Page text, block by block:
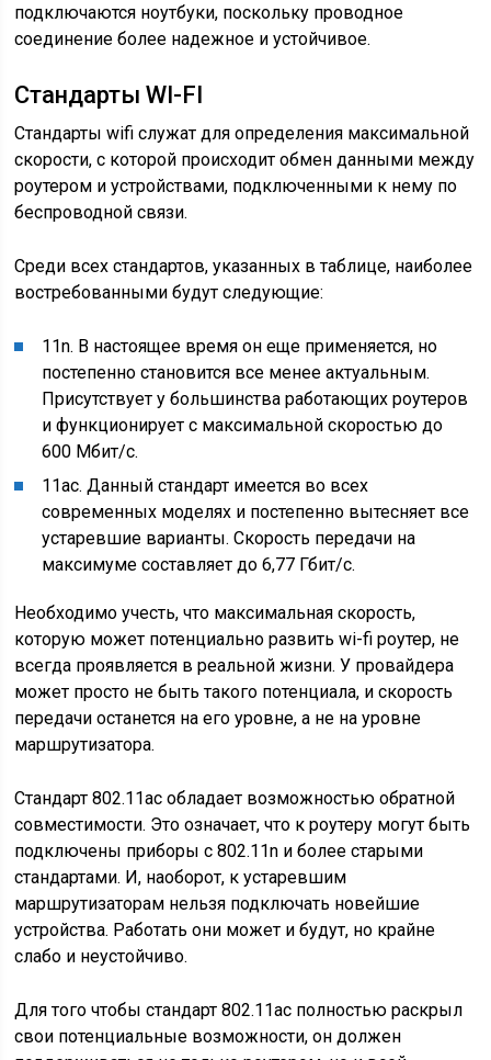
подключаются ноутбуки, поскольку проводное
соединение более надежное и устойчивое.
Стандарты WI-FI
Стандарты wifi служат для определения максимальной
скорости, с которой происходит обмен данными между
роутером и устройствами, подключенными к нему по
беспроводной связи.
Среди всех стандартов, указанных в таблице, наиболее
востребованными будут следующие:
11n. В настоящее время он еще применяется, но
постепенно становится все менее актуальным.
Присутствует у большинства работающих роутеров
и функционирует с максимальной скоростью до
600 Мбит/с.
11ac. Данный стандарт имеется во всех
современных моделях и постепенно вытесняет все
устаревшие варианты. Скорость передачи на
максимуме составляет до 6,77 Гбит/с.
Необходимо учесть, что максимальная скорость,
которую может потенциально развить wi-fi роутер, не
всегда проявляется в реальной жизни. У провайдера
может просто не быть такого потенциала, и скорость
передачи останется на его уровне, а не на уровне
маршрутизатора.
Стандарт 802.11ас обладает возможностью обратной
совместимости. Это означает, что к роутеру могут быть
подключены приборы с 802.11n и более старыми
стандартами. И, наоборот, к устаревшим
маршрутизаторам нельзя подключать новейшие
устройства. Работать они может и будут, но крайне
слабо и неустойчиво.
Для того чтобы стандарт 802.11ас полностью раскрыл
свои потенциальные возможности, он должен